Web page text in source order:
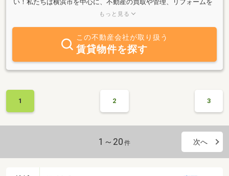
い！私たちは横浜市を中心に、不動産の買取や管理、リフォームを
手掛けており、個人のお客様にも丁寧に対応いたします。特に、フ
査定していますので、お住まいの売却やリフォームをご検討中の方
は、ぜひご相談ください。ご希望に応じて、柔軟に対応いたします
ので、まずはお気軽にお問い合わせいただければ幸いです。【対応
エリア】横浜市緑区・青葉区・都筑区・港北区・旭区皆さまのご連
絡を心よりお待ちしております。
もっと見る
この不動産会社が取り扱う
賃貸物件を探す
1 2 3
1～20 件 次へ